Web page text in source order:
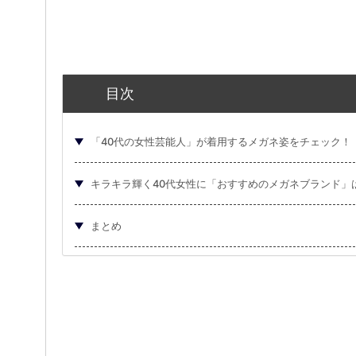
目次
「40代の女性芸能人」が着用するメガネ姿をチェック！
キラキラ輝く40代女性に「おすすめのメガネブランド」
まとめ